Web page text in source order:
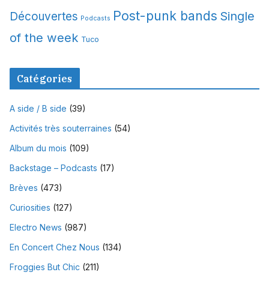
Découvertes Podcasts Post-punk bands Single
of the week Tuco
Catégories
A side / B side (39)
Activités très souterraines (54)
Album du mois (109)
Backstage – Podcasts (17)
Brèves (473)
Curiosities (127)
Electro News (987)
En Concert Chez Nous (134)
Froggies But Chic (211)